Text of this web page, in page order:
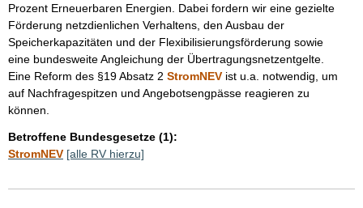
Prozent Erneuerbaren Energien. Dabei fordern wir eine gezielte
Förderung netzdienlichen Verhaltens, den Ausbau der
Speicherkapazitäten und der Flexibilisierungsförderung sowie
eine bundesweite Angleichung der Übertragungsnetzentgelte.
Eine Reform des §19 Absatz 2 StromNEV ist u.a. notwendig, um
auf Nachfragespitzen und Angebotsengpässe reagieren zu
können.
Betroffene Bundesgesetze (1):
StromNEV [alle RV hierzu]